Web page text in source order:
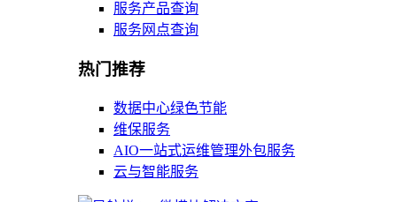
服务产品查询
服务网点查询
热门推荐
数据中心绿色节能
维保服务
AIO一站式运维管理外包服务
云与智能服务